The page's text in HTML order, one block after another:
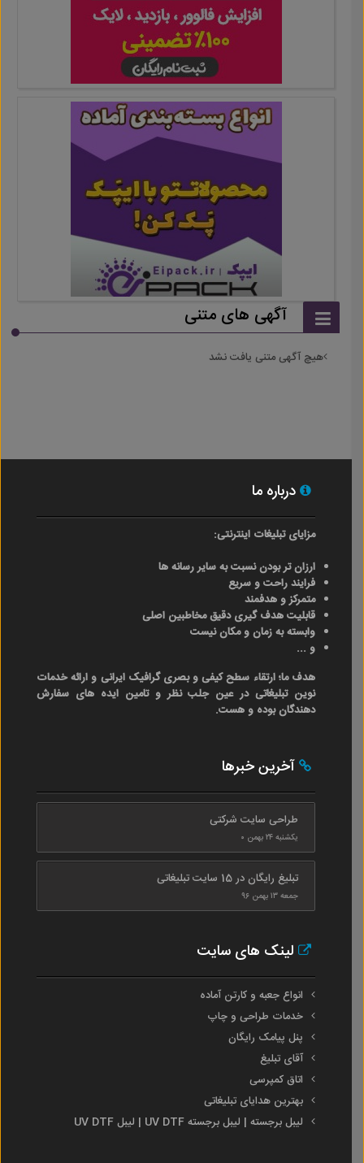
آگهی های متنی
هیچ آگهی متنی یافت نشد
درباره ما
مزایای تبلیغات اینترنتی:
ارزان تر بودن نسبت به سایر رسانه ها
فرایند راحت و سریع
متمرکز و هدفمند
قابلیت هدف گیری دقیق مخاطبین اصلی
وابسته به زمان و مکان نیست
و ...
هدف ما؛ ارتقاء سطح کیفی و بصری گرافیک ایرانی و ارائه خدمات
نوین تبلیغاتی در عین جلب نظر و تامین ایده های سفارش
دهندگان بوده و هست.
آخرین خبرها
طراحی سایت شرکتی
یکشنبه ۲۴ بهمن ۰
تبلیغ رایگان در 15 سایت تبلیغاتی
جمعه ۱۳ بهمن ۹۶
لینک های سایت
انواع جعبه و کارتن آماده
خدمات طراحی و چاپ
پنل پیامک رایگان
آقای تبلیغ
اتاق کمپرسی
بهترین هدایای تبلیغاتی
لیبل برجسته | لیبل برجسته UV DTF | لیبل UV DTF